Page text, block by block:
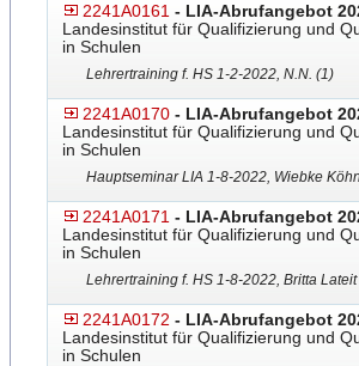
2241A0161 - LIA-Abrufangebot
Landesinstitut für Qualifizierung und
in Schulen
Lehrertraining f. HS 1-2-2022, N.N. (1)
2241A0170 - LIA-Abrufangebot
Landesinstitut für Qualifizierung und
in Schulen
Hauptseminar LIA 1-8-2022, Wiebke Köhn
2241A0171 - LIA-Abrufangebot
Landesinstitut für Qualifizierung und
in Schulen
Lehrertraining f. HS 1-8-2022, Britta
2241A0172 - LIA-Abrufangebot
Landesinstitut für Qualifizierung und
in Schulen